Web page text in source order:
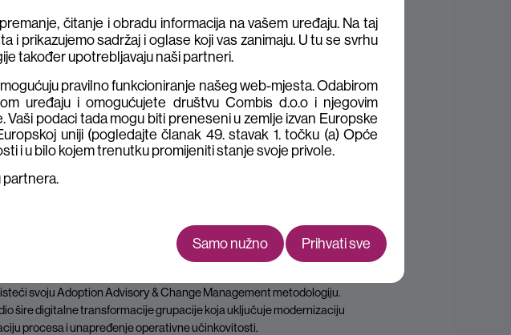
„top down’ pristup kojim se osigurava usvajanje novih praksi rada
u organizaciji, počevši od Uprave.”
za višemjesečni projekt savjetovanja o
svoju Adoption Advisory & Change Management metodologiju.
šire digitalne transformacije grupacije koja uključuje modernizaciju
procesa i unapređenje operativne učinkovitosti.
čitanje i obradu informacija na vašem uređaju. Na taj
prikazujemo sadržaj i oglase koji vas zanimaju. U tu se svrhu
također upotrebljavaju naši partneri.
pravilno funkcioniranje našeg web-mjesta. Odabirom
uređaju i omogućujete društvu Combis d.o.o i njegovim
podaci tada mogu biti preneseni u zemlje izvan Europske
uniji (pogledajte članak 49. stavak 1. točku (a) Opće
i u bilo kojem trenutku promijeniti stanje svoje privole.
partnera.
Samo nužno Prihvati sve